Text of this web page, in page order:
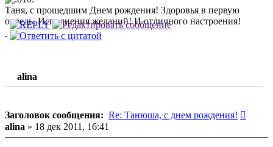
Таня, с прошедшим Днем рождения! Здоровья в первую
очредь. Исполнения желаний! И отличного настроения!
alina
Заголовок сообщения: Re: Танюша, с днем рождения!
alina » 18 дек 2011, 16:41